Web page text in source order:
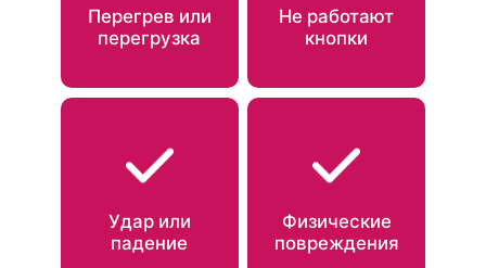
Перегрев или
перегрузка
Не работают
кнопки
Удар или
падение
Физические
повреждения